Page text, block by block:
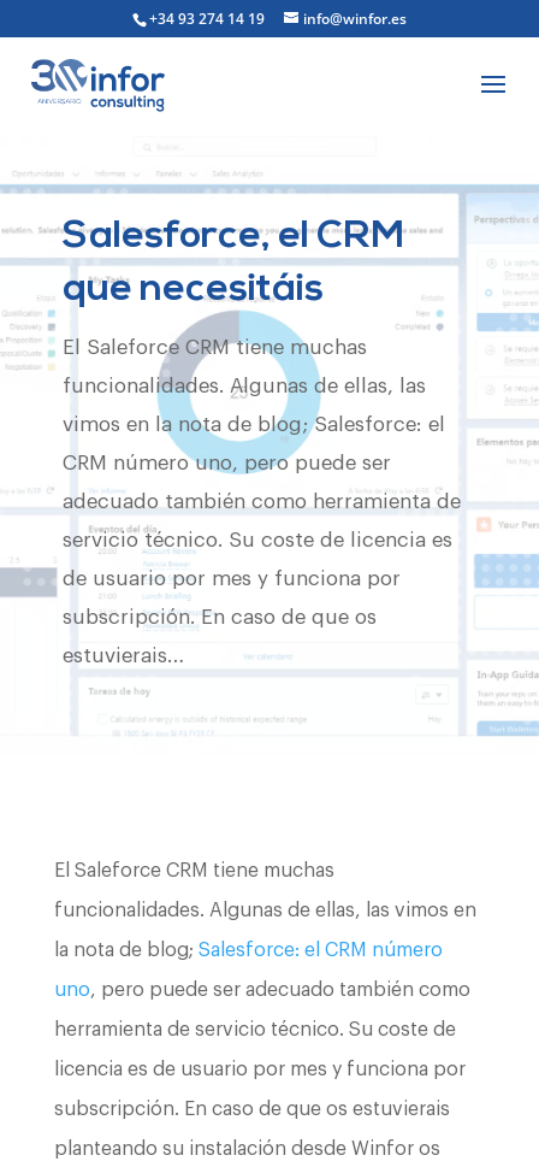
+34 93 274 14 19 info@winfor.es
Salesforce, el CRM
que necesitáis
El Saleforce CRM tiene muchas
funcionalidades. Algunas de ellas, las
vimos en la nota de blog; Salesforce: el
CRM número uno, pero puede ser
adecuado también como herramienta de
servicio técnico. Su coste de licencia es
de usuario por mes y funciona por
subscripción. En caso de que os
estuvierais…
El Saleforce CRM tiene muchas
funcionalidades. Algunas de ellas, las vimos en
la nota de blog; Salesforce: el CRM número
uno, pero puede ser adecuado también como
herramienta de servicio técnico. Su coste de
licencia es de usuario por mes y funciona por
subscripción. En caso de que os estuvierais
planteando su instalación desde Winfor os